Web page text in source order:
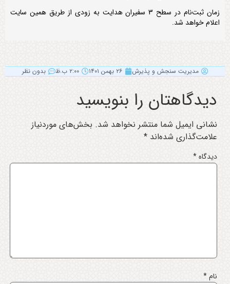
زمان ثبت‌نام در سطح 3 سفیران هدایت به زودی از طریق همین سایت
اعلام خواهد شد.
مدیریت سنجش و پذیرش ۲۶ بهمن ۱۴۰۱ ۲:۰۰ ب.ظ بدون نظر
دیدگاهتان را بنویسید
نشانی ایمیل شما منتشر نخواهد شد. بخش‌های موردنیاز
علامت‌گذاری شده‌اند *
دیدگاه*
نام*